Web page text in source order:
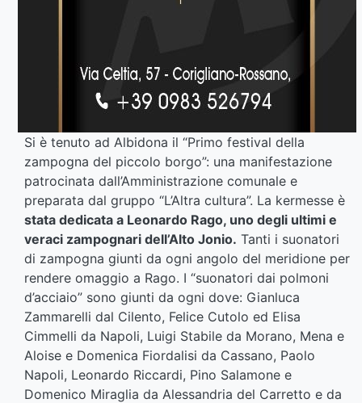
Si è tenuto ad Albidona il “Primo festival della
zampogna del piccolo borgo”: una manifestazione
patrocinata dall’Amministrazione comunale e
preparata dal gruppo “L’Altra cultura”. La kermesse è
stata dedicata a Leonardo Rago, uno degli ultimi e
veraci zampognari dell’Alto Jonio. Tanti i suonatori
di zampogna giunti da ogni angolo del meridione per
rendere omaggio a Rago. I “suonatori dai polmoni
d’acciaio” sono giunti da ogni dove: Gianluca
Zammarelli dal Cilento, Felice Cutolo ed Elisa
Cimmelli da Napoli, Luigi Stabile da Morano, Mena e
Aloise e Domenica Fiordalisi da Cassano, Paolo
Napoli, Leonardo Riccardi, Pino Salamone e
Domenico Miraglia da Alessandria del Carretto e da